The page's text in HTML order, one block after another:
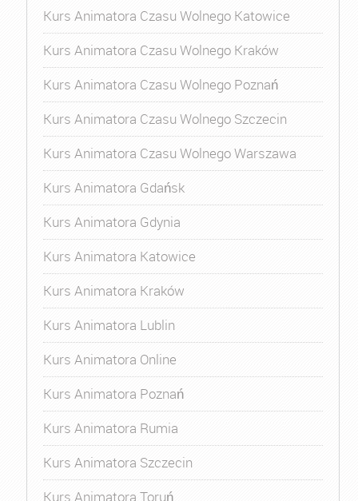
Kurs Animatora Czasu Wolnego Katowice
Kurs Animatora Czasu Wolnego Kraków
Kurs Animatora Czasu Wolnego Poznań
Kurs Animatora Czasu Wolnego Szczecin
Kurs Animatora Czasu Wolnego Warszawa
Kurs Animatora Gdańsk
Kurs Animatora Gdynia
Kurs Animatora Katowice
Kurs Animatora Kraków
Kurs Animatora Lublin
Kurs Animatora Online
Kurs Animatora Poznań
Kurs Animatora Rumia
Kurs Animatora Szczecin
Kurs Animatora Toruń